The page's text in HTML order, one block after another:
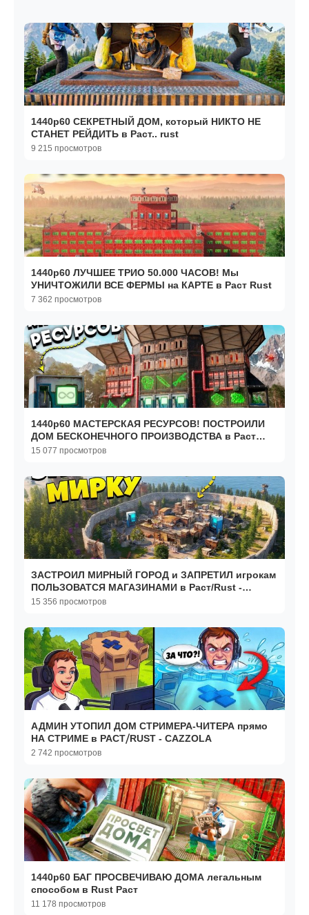
1440р60 СЕКРЕТНЫЙ ДОМ, который НИКТО НЕ
СТАНЕТ РЕЙДИТЬ в Раст.. rust
9 215 просмотров
1440р60 ЛУЧШЕЕ ТРИО 50.000 ЧАСОВ! Мы
УНИЧТОЖИЛИ ВСЕ ФЕРМЫ на КАРТЕ в Раст Rust
7 362 просмотров
1440р60 МАСТЕРСКАЯ РЕСУРСОВ! ПОСТРОИЛИ
ДОМ БЕСКОНЕЧНОГО ПРОИЗВОДСТВА в Раст
Rust
15 077 просмотров
ЗАСТРОИЛ МИРНЫЙ ГОРОД и ЗАПРЕТИЛ игрокам
ПОЛЬЗОВАТСЯ МАГАЗИНАМИ в Раст/Rust -
РАСТОМАНИЯ
15 356 просмотров
АДМИН УТОПИЛ ДОМ СТРИМЕРА-ЧИТЕРА прямо
НА СТРИМЕ в РАСТ⧸RUST - CAZZOLA
2 742 просмотров
1440р60 БАГ ПРОСВЕЧИВАЮ ДОМА легальным
способом в Rust Раст
11 178 просмотров